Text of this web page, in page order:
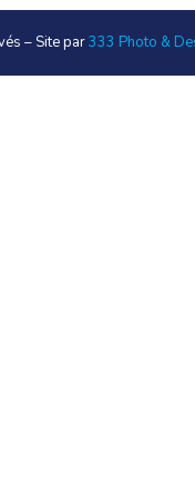
– Site par333 Photo &